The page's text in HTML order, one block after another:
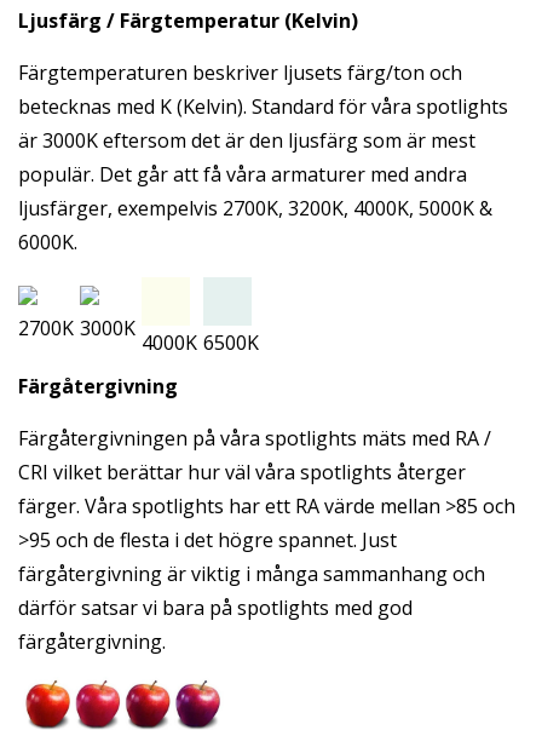
Ljusfärg / Färgtemperatur (Kelvin)
Färgtemperaturen beskriver ljusets färg/ton och
betecknas med K (Kelvin). Standard för våra spotlights
är 3000K eftersom det är den ljusfärg som är mest
populär. Det går att få våra armaturer med andra
ljusfärger, exempelvis 2700K, 3200K, 4000K, 5000K &
6000K.
2700K 3000K
4000K 6500K
Färgåtergivning
Färgåtergivningen på våra spotlights mäts med RA /
CRI vilket berättar hur väl våra spotlights återger
färger. Våra spotlights har ett RA värde mellan >85 och
>95 och de flesta i det högre spannet. Just
färgåtergivning är viktig i många sammanhang och
därför satsar vi bara på spotlights med god
färgåtergivning.